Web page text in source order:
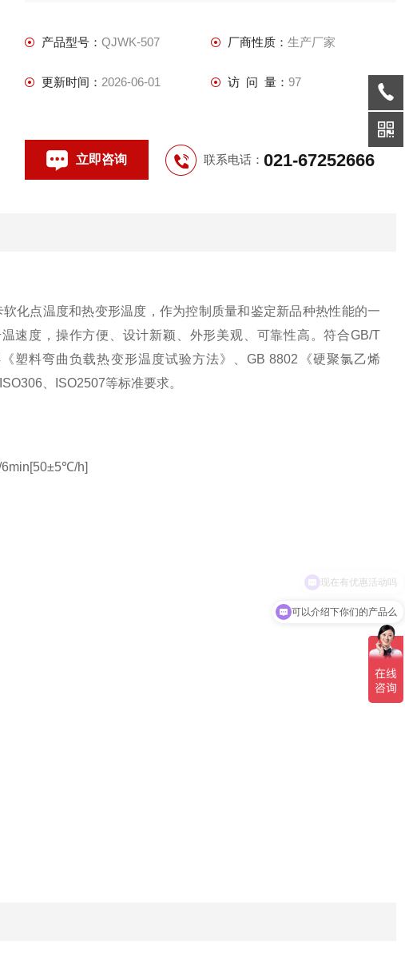
（PVC-U）管材及管件维卡软化温度测
产品型号： QJWK-507 厂商性质： 生产厂家
更新时间： 2026-06-01 访 问 量： 97
立即咨询 联系电话： 021-67252666
化点温度和热变形温度，作为控制质量和鉴定新品种热性能的一
速度，操作方便、设计新颖、外形美观、可靠性高。符合GB/T
《塑料弯曲负载热变形温度试验方法》、GB 8802 《硬聚氯乙烯
ISO306 ISO2507等标准要求。
h]
可以介绍下你们的产品么